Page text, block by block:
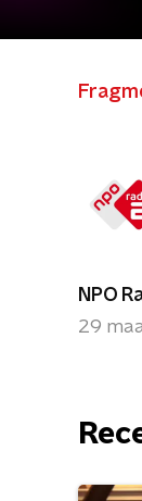
NPO
29